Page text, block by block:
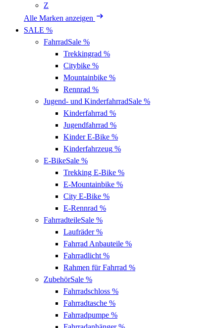
Z
Alle Marken anzeigen
SALE %
FahrradSale %
Trekkingrad %
Citybike %
Mountainbike %
Rennrad %
Jugend- und KinderfahrradSale %
Kinderfahrrad %
Jugendfahrrad %
Kinder E-Bike %
Kinderfahrzeug %
E-BikeSale %
Trekking E-Bike %
E-Mountainbike %
City E-Bike %
E-Rennrad %
FahrradteileSale %
Laufräder%
Fahrrad Anbauteile %
Fahrradlicht %
Rahmen für Fahrrad %
ZubehörSale %
Fahrradschloss %
Fahrradtasche %
Fahrradpumpe %